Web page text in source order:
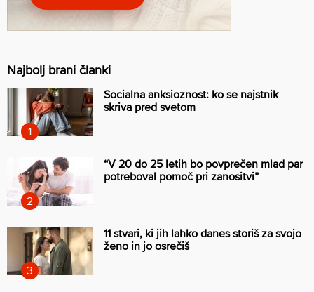
Najbolj brani članki
Socialna anksioznost: ko se najstnik
skriva pred svetom
“V 20 do 25 letih bo povprečen mlad par
potreboval pomoč pri zanositvi”
11 stvari, ki jih lahko danes storiš za svojo
ženo in jo osrečiš